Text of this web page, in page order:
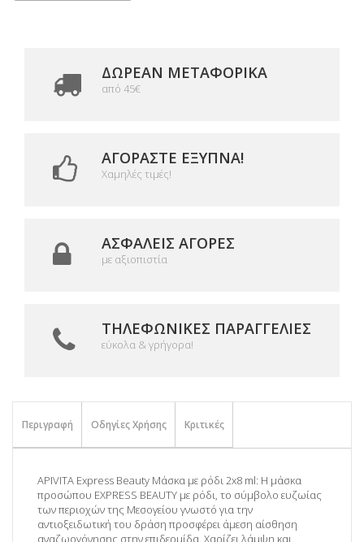
ΔΩΡΕΑΝ ΜΕΤΑΦΟΡΙΚΆ
από 45€
ΑΓΟΡΆΣΤΕ ΈΞΥΠΝΑ!
Χαμηλές τιμές!
ΑΣΦΑΛΕΊΣ ΑΓΟΡΈΣ
με αξιοπιστία
ΤΗΛΕΦΩΝΙΚΈΣ ΠΑΡΑΓΓΕΛΊΕΣ
εύκολα & γρήγορα!
Περιγραφή Οδηγίες Χρήσης Κριτικές
APIVITA Express Beauty Μάσκα με ρόδι 2x8 ml: Η μάσκα
προσώπου EXPRESS BEAUTY με ρόδι, το σύμβολο ευζωίας
των περιοχών της Μεσογείου γνωστό για την
αντιοξειδωτική του δράση προσφέρει άμεση αίσθηση
αναζωογόνησης στην επιδερμίδα. Χαρίζει λάμψη και